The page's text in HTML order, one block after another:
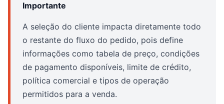
Importante
A seleção do cliente impacta diretamente todo
o restante do fluxo do pedido, pois define
informações como tabela de preço, condições
de pagamento disponíveis, limite de crédito,
política comercial e tipos de operação
permitidos para a venda.